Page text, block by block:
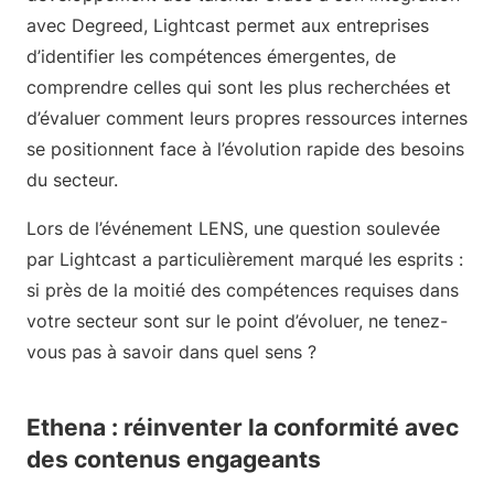
avec Degreed, Lightcast permet aux entreprises
d’identifier les compétences émergentes, de
comprendre celles qui sont les plus recherchées et
d’évaluer comment leurs propres ressources internes
se positionnent face à l’évolution rapide des besoins
du secteur.
Lors de l’événement LENS, une question soulevée
par Lightcast a particulièrement marqué les esprits :
si près de la moitié des compétences requises dans
votre secteur sont sur le point d’évoluer, ne tenez-
vous pas à savoir dans quel sens ?
Ethena : réinventer la conformité avec
des contenus engageants